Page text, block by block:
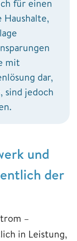
für einen
mit
dar,
sind jedoch
und
der
–
in Leistung,